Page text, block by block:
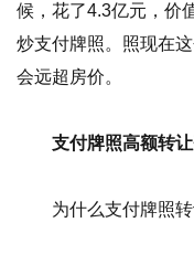
候，花了4.3亿元，价
炒支付牌照。照现在
会远超房价。
支付牌照高额转
为什么支付牌照转